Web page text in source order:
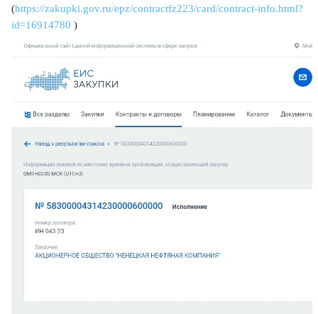
(https://zakupki.gov.ru/epz/contractfz223/card/contract-info.html?
id=16914780 )